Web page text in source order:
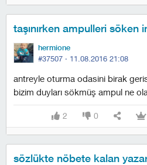
taşınırken ampulleri söken
hermione
#37507 · 11.08.2016 21:08
antreyle oturma odasini birak
bizim duyları sökmüş ampul ne
2 0
sözlükte nöbete kalan